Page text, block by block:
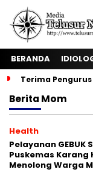
BERANDA
Terima
Berita Mom
Health
Pelayanan GEBUK
Puskemas Karang
Menolong Warga